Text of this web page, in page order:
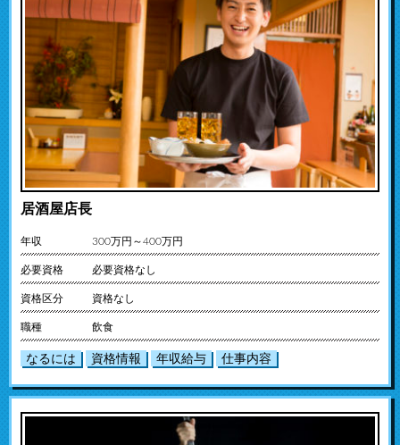
居酒屋店長
年収 300万円～400万円
必要資格 必要資格なし
資格区分 資格なし
職種 飲食
なるには 資格情報 年収給与 仕事内容